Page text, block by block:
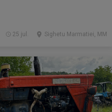
Sighetu Marmatiei, MM
25 jul.